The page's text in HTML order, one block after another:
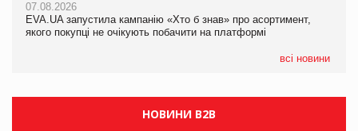
07.08.2026
EVA.UA запустила кампанію «Хто б знав» про асортимент,
якого покупці не очікують побачити на платформі
всі новини
07.08.2026
EVA.UA запустила кампанію «Хто б знав» про асортимент,
якого покупці не очікують побачити на платформі
НОВИНИ B2B